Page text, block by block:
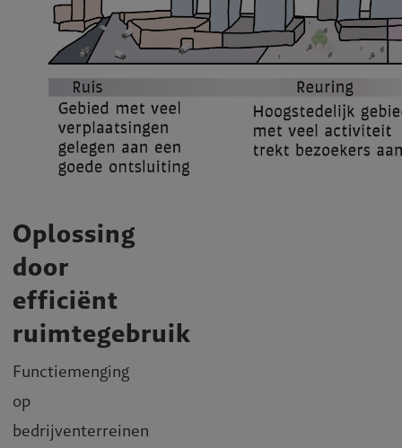
Oplossing
door
efficiënt
ruimtegebruik
Functiemenging
op
bedrijventerreinen